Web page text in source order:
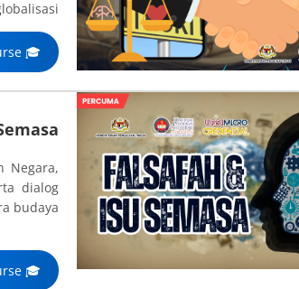
🎓 View Course
Negara,
dialog
budaya.
🎓 View Course